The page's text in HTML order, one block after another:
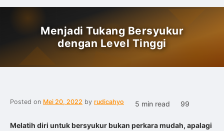
Menjadi Tukang Bersyukur
dengan Level Tinggi
Posted on Mei 20, 2022 by rudicahyo 5 min read 99
Melatih diri untuk bersyukur bukan perkara mudah, apalagi